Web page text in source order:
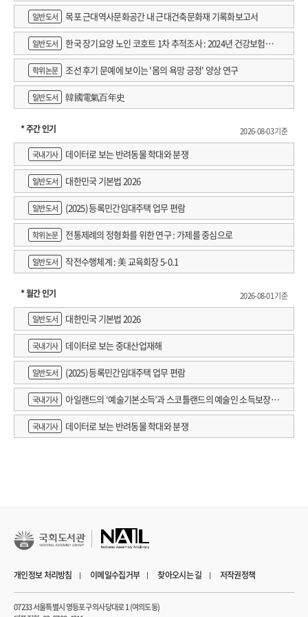
일반도서 목포 근대역사문화공간 내 근대건축문화재 기록화보고서
일반도서
한국 장기요양 노인 코호트 1차 추적조사 : 2024년 건강보험연
구원 정규연구보고서
학위논문 조선 후기 문예에 보이는 '몸의 욕망 긍정' 양상 연구
일반도서 韓國電氣百年史
* 주간 인기
2026-08-03 기준
국내기사
데이터로 보는 반려동물 학대와 분쟁
일반도서 대한민국 기본법 2026
일반도서 (2025) 등록민간임대주택 업무 편람
학위논문 전통제례의 정형화를 위한 연구 : 가제를 중심으로
일반도서 작전수행체계 : 美 교육회장 5-0.1
* 월간 인기
2026-08-01 기준
일반도서
대한민국 기본법 2026
국내기사 데이터로 보는 중대산업재해
일반도서 (2025) 등록민간임대주택 업무 편람
국내기사
아일랜드의 ‘예술기본소득’과 스코틀랜드의 예술인 소득보장정
책 논의
국내기사 데이터로 보는 반려동물 학대와 분쟁
개인정보 처리방침 이메일수집거부 찾아오시는 길 저작권정책
07233 서울특별시 영등포구 의사당대로 1 (여의도동)